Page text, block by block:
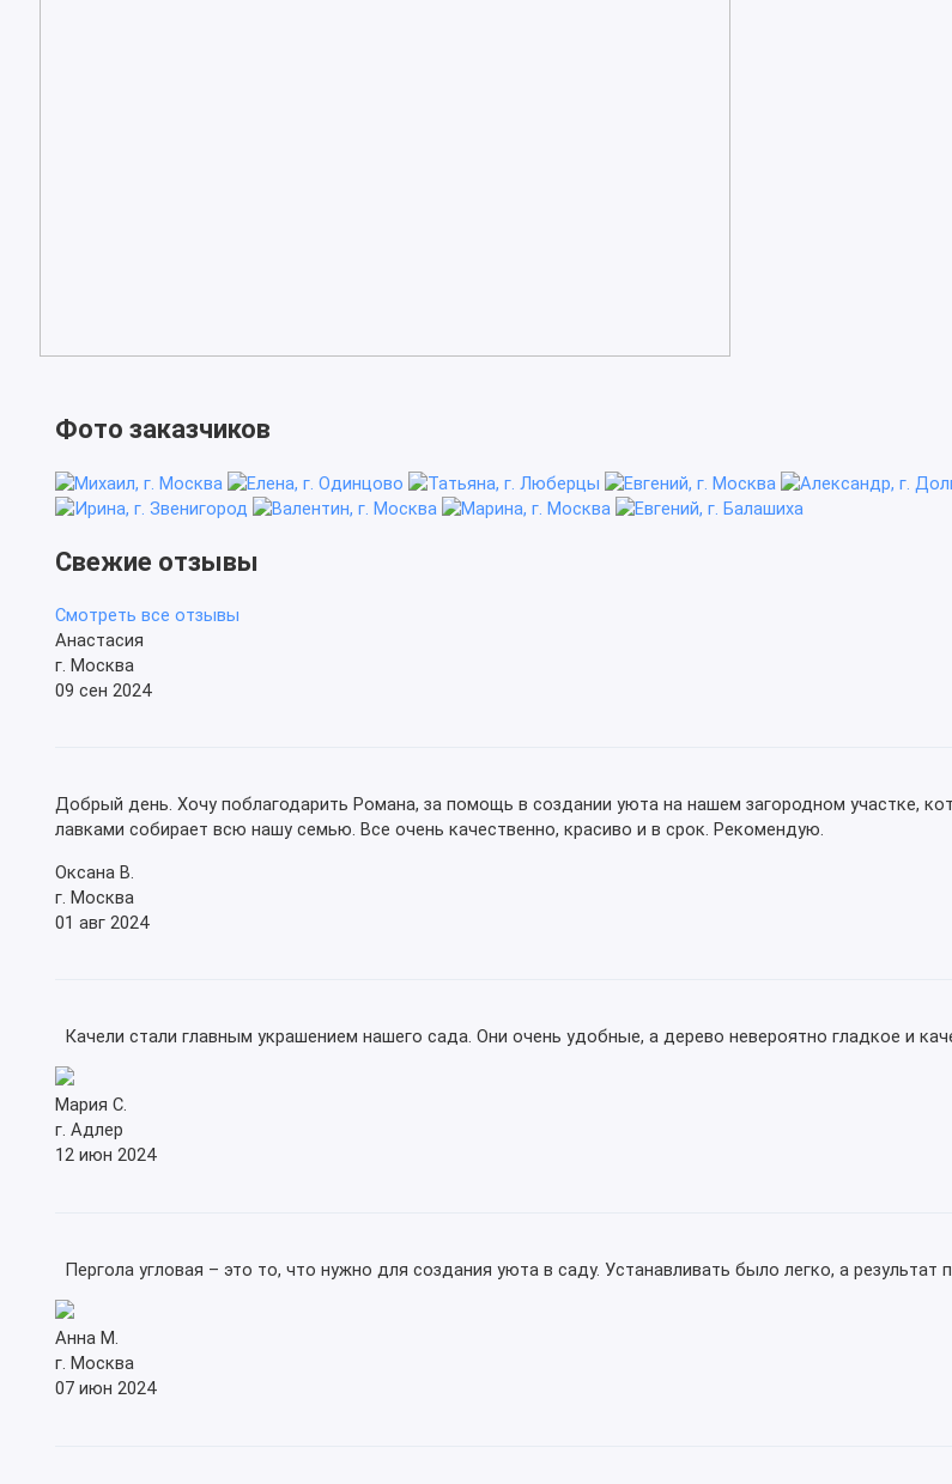
Фото заказчиков
Свежие отзывы
Смотреть все отзывы
Анастасия
г. Москва
09 сен 2024
Добрый день. Хочу поблагодарить Романа, за помощь в создании уюта на нашем загородном участке,
лавками собирает всю нашу семью. Все очень качественно, красиво и в срок. Рекомендую.
Оксана В.
г. Москва
01 авг 2024
Качели стали главным украшением нашего сада. Они очень удобные, а дерево невероятно гладкое и
Мария С.
г. Адлер
12 июн 2024
Пергола угловая – это то, что нужно для создания уюта в саду. Устанавливать было легко, а
Анна М.
г. Москва
07 июн 2024